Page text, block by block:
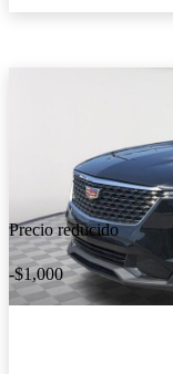
Precio reducido
-$1,000